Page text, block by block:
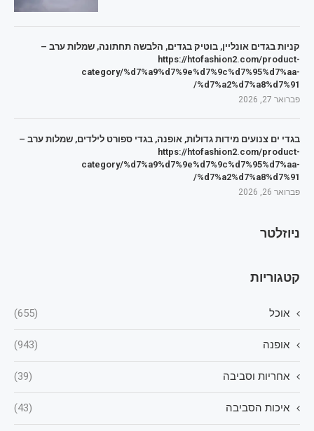
קניות בגדים אונליין, בוטיק בגדים, הלבשה תחתונה, שמלות ערב –
https://htofashion2.com/product-
category/%d7%a9%d7%9e%d7%9c%d7%95%d7%aa-
%d7%a2%d7%a8%d7%91/
פברואר 27, 2026
בגדי ים צנועים מידות גדולות, אופנה, בגדי ספורט לילדים, שמלות ערב –
https://htofashion2.com/product-
category/%d7%a9%d7%9e%d7%9c%d7%95%d7%aa-
%d7%a2%d7%a8%d7%91/
פברואר 26, 2026
ניוזלטר
קטגוריות
אוכל (655)
אופנה (943)
אחריות וסביבה (39)
איכות הסביבה (43)